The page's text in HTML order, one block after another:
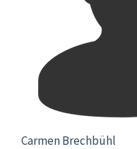
Carmen Brechbühl